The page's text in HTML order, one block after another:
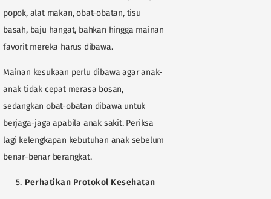
popok, alat makan, obat-obatan, tisu
basah, baju hangat, bahkan hingga mainan
favorit mereka harus dibawa.
Mainan kesukaan perlu dibawa agar anak-
anak tidak cepat merasa bosan,
sedangkan obat-obatan dibawa untuk
berjaga-jaga apabila anak sakit. Periksa
lagi kelengkapan kebutuhan anak sebelum
benar-benar berangkat.
Perhatikan Protokol Kesehatan